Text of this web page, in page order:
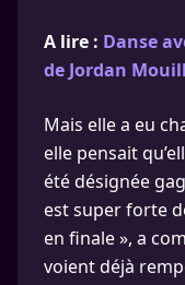
A lire : Danse
de Jordan
Mais elle a eu
elle pensait
été désignée
est super forte
en finale », a
voient déjà